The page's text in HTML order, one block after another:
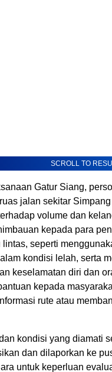
SCROLL TO
Gatur Siang,
jalan sekitar
volume dan
kepada para
lintas, seperti
kondisi lelah, serta
keselamatan diri dan
kepada
rute atau
kondisi yang diamati
dan dilaporkan ke
untuk keperluan